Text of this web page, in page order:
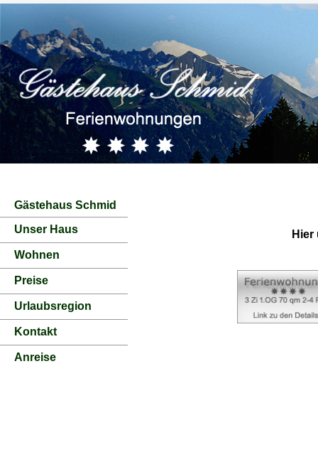
Gästehaus Schmid
Unser Haus
Wohnen
Preise
Urlaubsregion
Kontakt
Anreise